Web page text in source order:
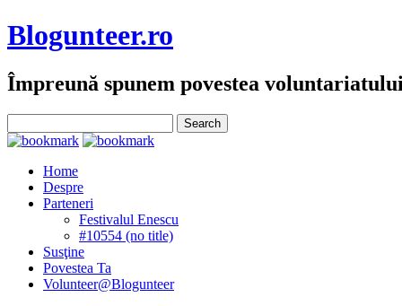
Blogunteer.ro
Împreună spunem povestea
Home
Despre
Parteneri
Festivalul Enescu
#10554 (no title)
Susţine
Povestea Ta
Volunteer@Blogunteer